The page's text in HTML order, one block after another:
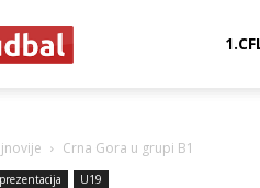
Crna Gora u grupi B1
U19